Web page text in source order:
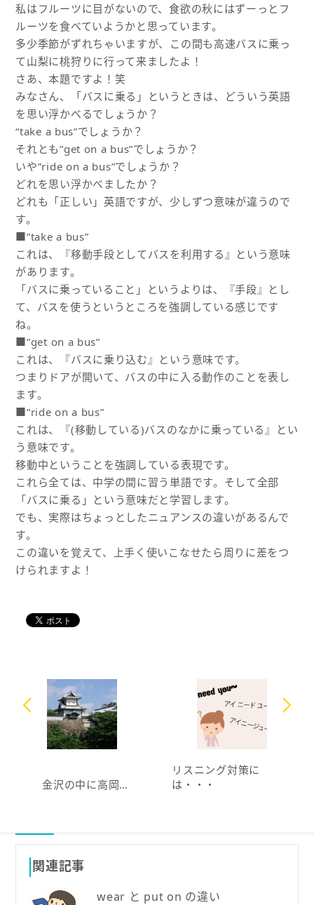
私はフルーツに目がないので、食欲の秋にはずーっとフ
ルーツを食べていようかと思っています。
多少季節がずれちゃいますが、この間も高速バスに乗っ
て山梨に桃狩りに行って来ましたよ！
さあ、本題ですよ！笑
みなさん、「バスに乗る」というときは、どういう英語
を思い浮かべるでしょうか？
“take a bus”でしょうか？
それとも”get on a bus”でしょうか？
いや”ride on a bus”でしょうか？
どれを思い浮かべましたか？
どれも「正しい」英語ですが、少しずつ意味が違うので
す。
■”take a bus”
これは、『移動手段としてバスを利用する』という意味
があります。
「バスに乗っていること」というよりは、『手段』とし
て、バスを使うというところを強調している感じです
ね。
■”get on a bus”
これは、『バスに乗り込む』という意味です。
つまりドアが開いて、バスの中に入る動作のことを表し
ます。
■”ride on a bus”
これは、『(移動している)バスのなかに乗っている』とい
う意味です。
移動中ということを強調している表現です。
これら全ては、中学の間に習う単語です。そして全部
「バスに乗る」という意味だと学習します。
でも、実際はちょっとしたニュアンスの違いがあるんで
す。
この違いを覚えて、上手く使いこなせたら周りに差をつ
けられますよ！
金沢の中に高岡…
リスニング対策に
は・・・
関連記事
wear と put on の違い